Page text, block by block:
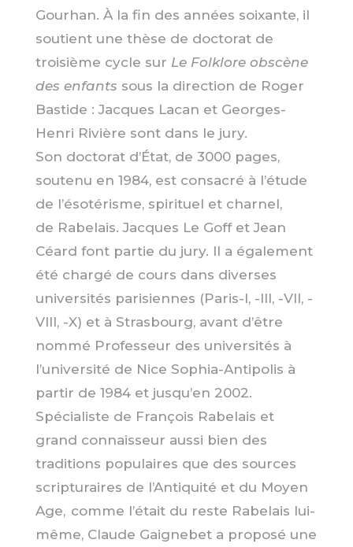
Gourhan. À la fin des années soixante, il
soutient une thèse de doctorat de
troisième cycle sur Le Folklore obscène
des enfants sous la direction de Roger
Bastide : Jacques Lacan et Georges-
Henri Rivière sont dans le jury.
Son doctorat d’État,de 3000 pages,
soutenu en 1984, est consacré à l’étude
de l’ésotérisme, spirituel et charnel,
de Rabelais.Jacques Le GoffetJean
Céard font partie du jury. Il a également
été chargé de cours dans diverses
universités parisiennes (Paris-I, -III, -VII, -
VIII, -X) et à Strasbourg, avant d’être
nommé Professeur des universités à
l’université de Nice Sophia-Antipolis à
partir de 1984 et jusqu’en 2002.
Spécialiste de François Rabelais et
grand connaisseur aussi bien des
traditions populaires que des sources
scripturaires de l’Antiquité et du Moyen
Age, comme l’était du reste Rabelais lui-
même, Claude Gaignebet a proposé une